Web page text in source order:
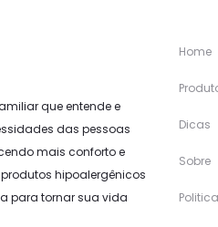
que entende e
das pessoas
mais conforto e
hipoalergênicos
para tornar sua vida
Home
Dicas
Sobre